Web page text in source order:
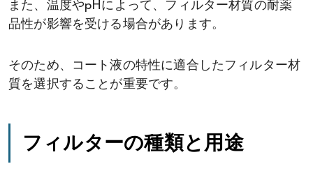
また、温度やpHによって、フィルター材質の耐薬
品性が影響を受ける場合があります。
そのため、コート液の特性に適合したフィルター材
質を選択することが重要です。
フィルターの種類と用途